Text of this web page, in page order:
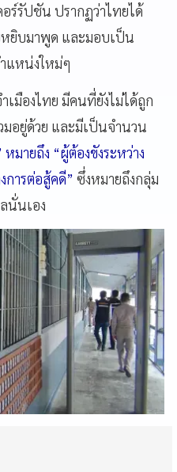
ร์รัปชัน ปรากฏว่าไทยได้
ยิบมาพูด และมอบเป็น
แหน่งใหม่ๆ
มืองไทย มีคนที่ยังไม่ได้ถูก
อยู่ด้วย และมีเป็นจำนวน
หมายถึง “ผู้ต้องขังระหว่าง
การต่อสู้คดี” ซึ่งหมายถึงกลุ่ม
นั่นเอง